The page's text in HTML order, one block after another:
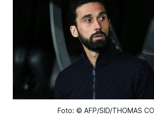
Foto: © AFP/SID/THOMAS